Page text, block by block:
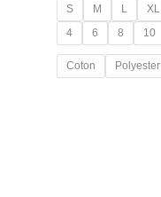
S M L XL
4
6 8 10
Coton Polyester